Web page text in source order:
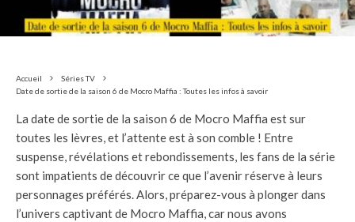
Accueil
Séries TV
Date de sortie de la saison 6 de Mocro Maffia : Toutes les infos à savoir
La date de sortie de la saison 6 de Mocro Maffia est sur
toutes les lèvres, et l’attente est à son comble ! Entre
suspense, révélations et rebondissements, les fans de la série
sont impatients de découvrir ce que l’avenir réserve à leurs
personnages préférés. Alors, préparez-vous à plonger dans
l’univers captivant de Mocro Maffia, car nous avons